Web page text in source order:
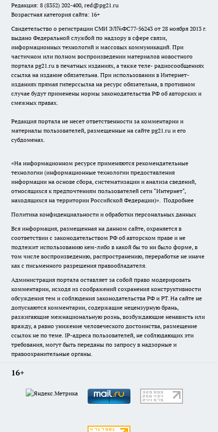
Редакция: 8 (8352) 202-400, red@pg21.ru
Возрастная категория сайта: 16+
Свидетельство о регистрации СМИ ЭЛ№ФС77-56243 от 28 ноября 2013 г.
выдано Федеральной службой по надзору в сфере связи,
информационных технологий и массовых коммуникаций. При
частичном или полном воспроизведении материалов новостного
портала pg21.ru в печатных изданиях, а также теле- радиосообщениях
ссылка на издание обязательна. При использовании в Интернет-
изданиях прямая гиперссылка на ресурс обязательна, в противном
случае будут применены нормы законодательства РФ об авторских и
смежных правах.
Редакция портала не несет ответственности за комментарии и
материалы пользователей, размещенные на сайте pg21.ru и его
субдоменах.
«На информационном ресурсе применяются рекомендательные
технологии (информационные технологии предоставления
информации на основе сбора, систематизации и анализа сведений,
относящихся к предпочтениям пользователей сети "Интернет",
находящихся на территории Российской Федерации)». Подробнее
Политика конфиденциальности и обработки персональных данных
Вся информация, размещенная на данном сайте, охраняется в
соответствии с законодательством РФ об авторском праве и не
подлежит использованию кем-либо в какой бы то ни было форме, в
том числе воспроизведению, распространению, переработке не иначе
как с письменного разрешения правообладателя.
Администрация портала оставляет за собой право модерировать
комментарии, исходя из соображений сохранения конструктивности
обсуждения тем и соблюдения законодательства РФ и РТ. На сайте не
допускаются комментарии, содержащие нецензурную брань,
разжигающие межнациональную рознь, возбуждающие ненависть или
вражду, а равно унижение человеческого достоинства, размещение
ссылок не по теме. IP-адреса пользователей, не соблюдающих эти
требования, могут быть переданы по запросу в надзорные и
правоохранительные органы.
16+